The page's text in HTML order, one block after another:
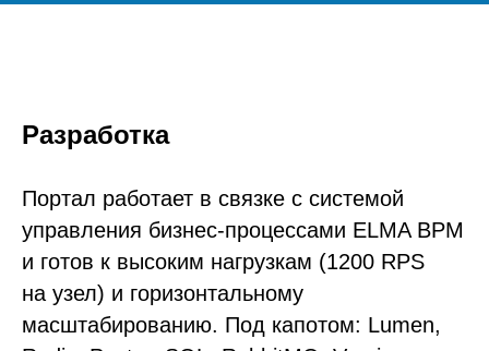
Разработка
Портал работает в связке с системой
управления бизнес-процессами ELMA BPM
и готов к высоким нагрузкам (1200 RPS
на узел) и горизонтальному
масштабированию. Под капотом: Lumen,